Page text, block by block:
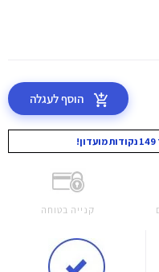
הוסף לעגלה
קנייה בטוחה